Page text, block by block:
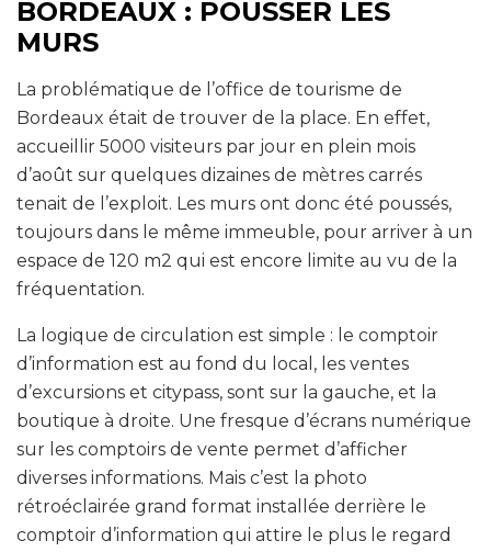
BORDEAUX : POUSSER LES
MURS
La problématique de l’office de tourisme de
Bordeaux était de trouver de la place. En effet,
accueillir 5000 visiteurs par jour en plein mois
d’août sur quelques dizaines de mètres carrés
tenait de l’exploit. Les murs ont donc été poussés,
toujours dans le même immeuble, pour arriver à un
espace de 120 m2 qui est encore limite au vu de la
fréquentation.
La logique de circulation est simple : le comptoir
d’information est au fond du local, les ventes
d’excursions et citypass, sont sur la gauche, et la
boutique à droite. Une fresque d’écrans numérique
sur les comptoirs de vente permet d’afficher
diverses informations. Mais c’est la photo
rétroéclairée grand format installée derrière le
comptoir d’information qui attire le plus le regard